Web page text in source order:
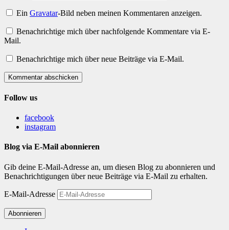
EinGravatar-Bild neben meinen Kommentaren anzeigen.
Benachrichtige mich über nachfolgende Kommentare via E-
Mail.
Benachrichtige mich über neue Beiträge via E-Mail.
Kommentar abschicken
Follow us
facebook
instagram
Blog via E-Mail abonnieren
Gib deine E-Mail-Adresse an, um diesen Blog zu abonnieren und
Benachrichtigungen über neue Beiträge via E-Mail zu erhalten.
E-Mail-Adresse
Abonnieren